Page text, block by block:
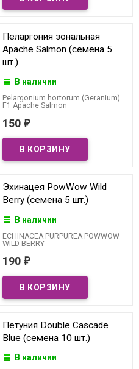
Пеларгония зональная
Apache Salmon (семена 5
шт.)
В наличии
Pelargonium hortorum (Geranium)
F1 Apache Salmon
150 ₽
Эхинацея PowWow Wild
Berry (семена 5 шт.)
В наличии
ECHINACEA PURPUREA POWWOW
WILD BERRY
190 ₽
Петуния Double Cascade
Blue (семена 10 шт.)
В наличии